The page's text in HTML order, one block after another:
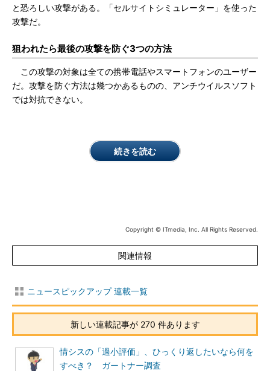
と恐ろしい攻撃がある。「セルサイトシミュレーター」を使った
攻撃だ。
狙われたら最後の攻撃を防ぐ3つの方法
この攻撃の対象は全ての携帯電話やスマートフォンのユーザー
だ。攻撃を防ぐ方法は幾つかあるものの、アンチウイルスソフト
では対抗できない。
続きを読む
Copyright © ITmedia, Inc. All Rights Reserved.
関連情報
ニュースピックアップ 連載一覧
新しい連載記事が 270 件あります
情シスの「過小評価」、ひっくり返したいなら何を
すべき？ ガートナー調査